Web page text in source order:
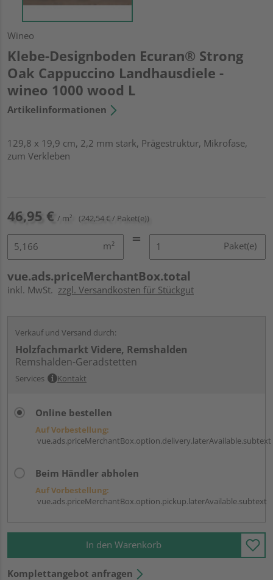
Wineo
Klebe-Designboden Ecuran® Strong
Oak Cappuccino Landhausdiele -
wineo 1000 wood L
Artikelinformationen
129,8 x 19,9 cm, 2,2 mm stark, Prägestruktur, Mikrofase,
zum Verkleben
46,95 € / m² (242,54 € / Paket(e))
m² Paket(e)
vue.ads.priceMerchantBox.total
inkl. MwSt. zzgl. Versandkosten für Stückgut
Verkauf und Versand durch:
Holzfachmarkt Videre, Remshalden
Remshalden-Geradstetten
Services Kontakt
Online bestellen
Auf Vorbestellung:
vue.ads.priceMerchantBox.option.delivery.laterAvailable.subtext
Beim Händler abholen
Auf Vorbestellung:
vue.ads.priceMerchantBox.option.pickup.laterAvailable.subtext
In den Warenkorb
Komplettangebot anfragen